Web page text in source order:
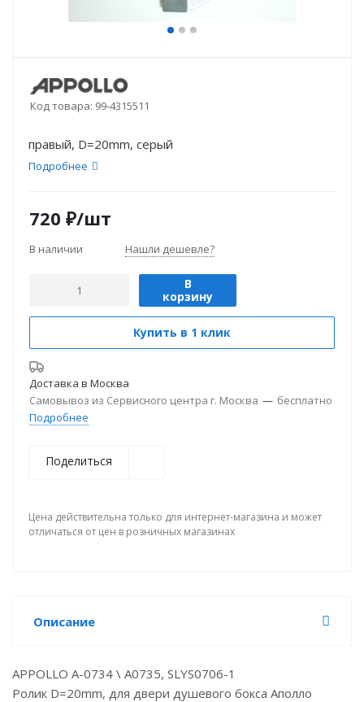
Код товара: 99-4315511
правый, D=20mm, серый
Подробнее
720 ₽/шт
В наличии Нашли дешевле?
В
корзину
Купить в 1 клик
Доставка в Москва
Самовывоз из Сервисного центра г. Москва — бесплатно
Подробнее
Поделиться
Цена действительна только для интернет-магазина и может
отличаться от цен в розничных магазинах
Описание
APPOLLO A-0734 \ A0735, SLYS0706-1
Ролик D=20mm, для двери душевого бокса Аполло